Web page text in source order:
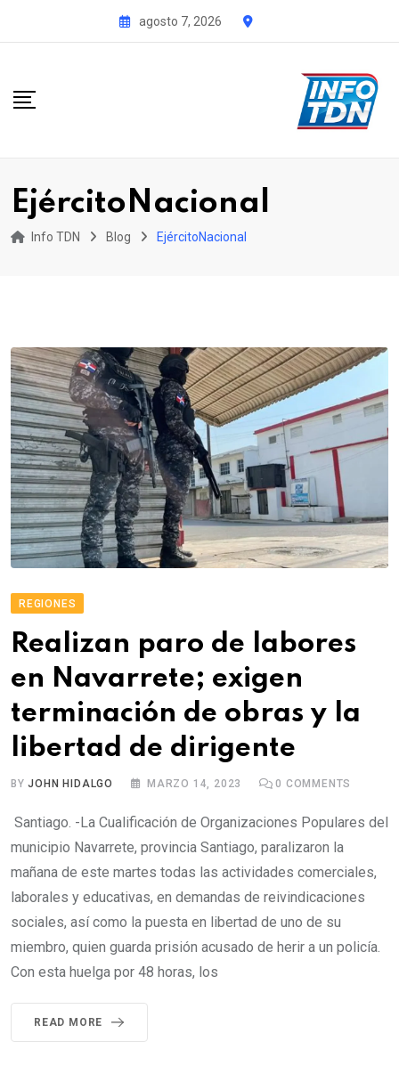
agosto 7, 2026
EjércitoNacional
Info TDN Blog EjércitoNacional
REGIONES
Realizan paro de labores
en Navarrete; exigen
terminación de obras y la
libertad de dirigente
BYJOHN HIDALGO MARZO 14, 2023 0 COMMENTS
Santiago. -La Cualificación de Organizaciones Populares del
municipio Navarrete, provincia Santiago, paralizaron la
mañana de este martes todas las actividades comerciales,
laborales y educativas, en demandas de reivindicaciones
sociales, así como la puesta en libertad de uno de su
miembro, quien guarda prisión acusado de herir a un policía.
Con esta huelga por 48 horas, los
READ MORE